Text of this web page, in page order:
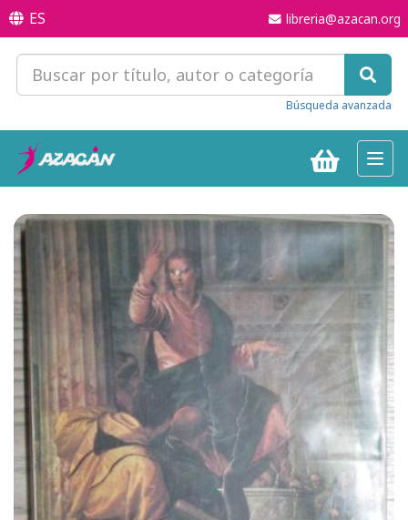
ES libreria@azacan.org
Búsqueda avanzada